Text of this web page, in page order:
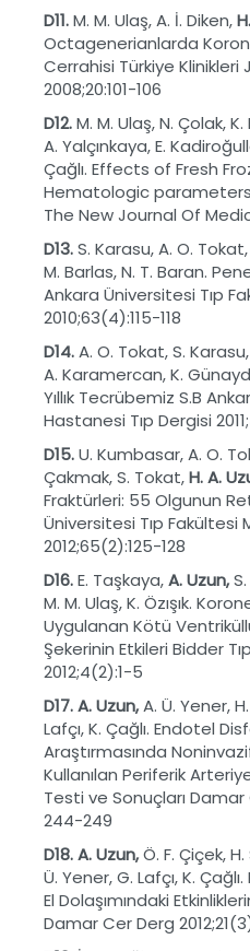
D11.M. M. Ulaş, A. İ. Diken,
Octagenerianlarda
Cerrahisi Türkiye Klinikleri
2008;20:101-106
D12.M. M. Ulaş, N. Çolak, K.
A. Yalçınkaya, E.
Çağlı. Effects of Fresh
Hematologic
The New Journal Of
D13.S. Karasu, A. O. Tokat,
M. Barlas, N. T. Baran.
Ankara Üniversitesi Tıp
2010;63(4):115-118
D14.A. O. Tokat, S. Karasu,
A. Karamercan, K.
Yıllık Tecrübemiz S.B
Hastanesi Tıp Dergisi
D15.U. Kumbasar, A. O.
Çakmak, S. Tokat,H. A.
Fraktürleri: 55 Olgunun
Üniversitesi Tıp Fakültesi
2012;65(2):125-128
D16.E. Taşkaya,A. Uzun,
M. M. Ulaş, K. Özışık.
Uygulanan Kötü
Şekerinin Etkileri Bidder
2012;4(2):1-5
D17. A. Uzun,A. Ü. Yener,
Lafçı, K. Çağlı. Endotel
Araştırmasında
Kullanılan Periferik
Testi ve Sonuçları Damar
244-249
D18.A. Uzun,Ö. F. Çiçek,
Ü. Yener, G. Lafçı, K.
El Dolaşımındaki
Damar Cer Derg